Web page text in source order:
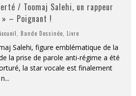
/ Toomaj Salehi, un rappeur
– Poignant !
Bande Dessinée Livre
Salehi, figure emblématique de la
la prise de parole anti-régime a été
la star vocale est finalement
...